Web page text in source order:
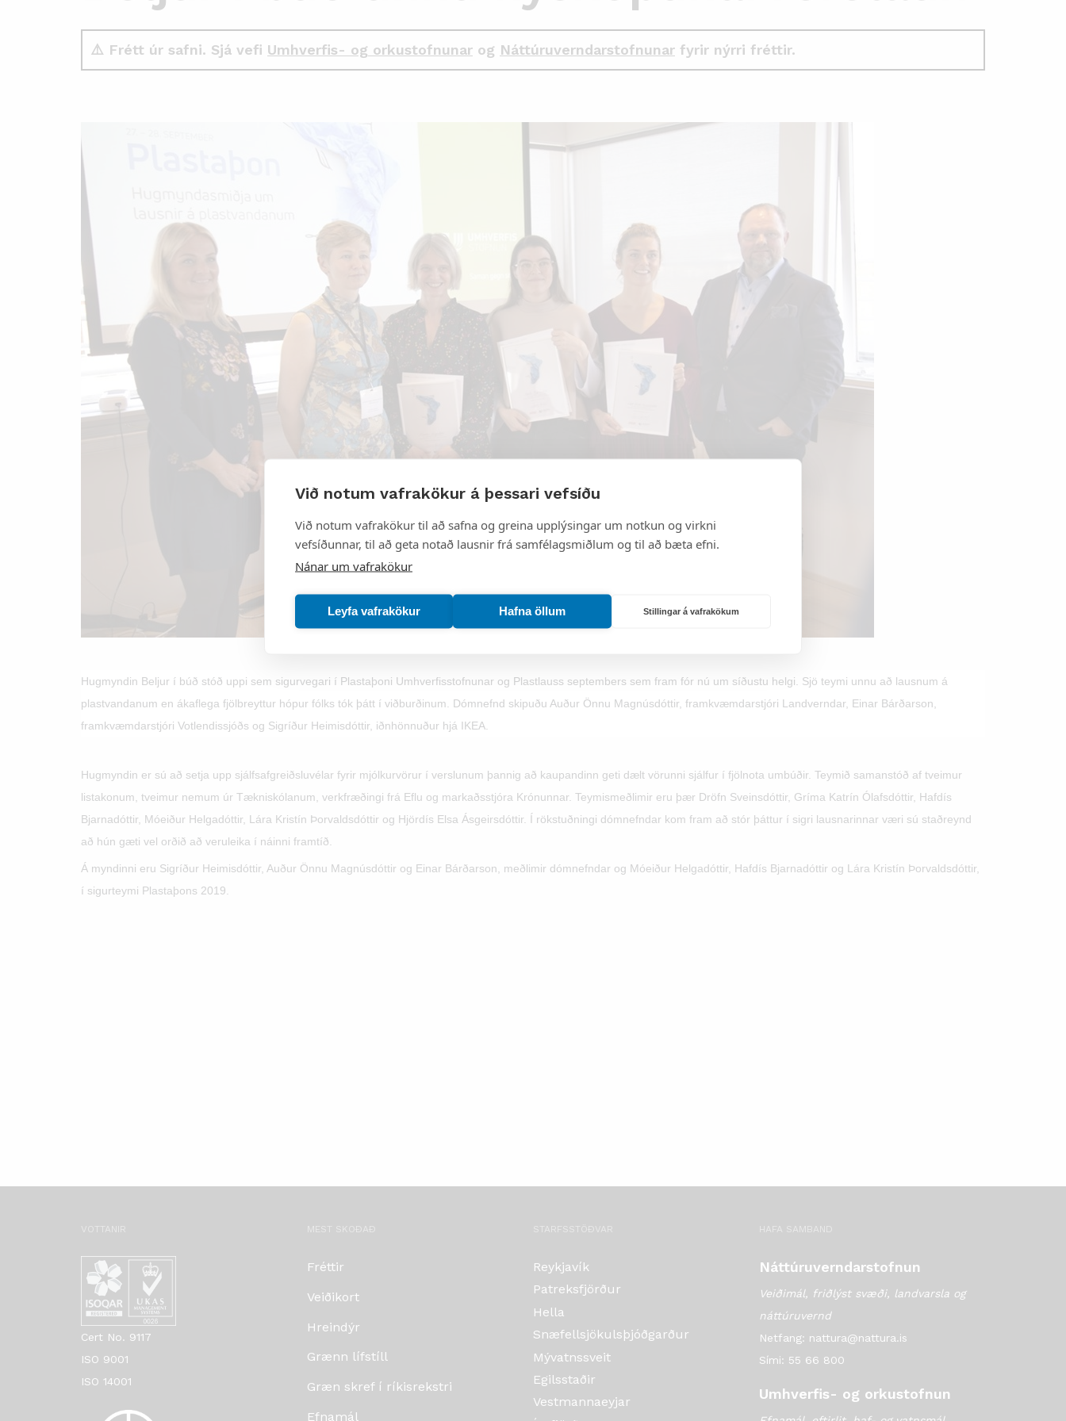
Við notum vafrakökur á þessari vefsíðu
Við notum vafrakökur til að safna og greina upplýsingar um notkun og virkni
vefsíðunnar, til að geta notað lausnir frá samfélagsmiðlum og til að bæta efni.
Nánar um vafrakökur
Leyfa vafrakökur Hafna öllum Stillingar á vafrakökum
⚠️ Frétt úr safni. Sjá vefi Umhverfis- og orkustofnunar og Náttúruverndarstofnunar fyrir nýrri fréttir.
Hugmyndin Beljur í búð stóð uppi sem sigurvegari í Plastaþoni Umhverfisstofnunar og Plastlauss septembers sem fram fór nú um síðustu helgi. Sjö teymi unnu að lausnum á
plastvandanum en ákaflega fjölbreyttur hópur fólks tók þátt í viðburðinum. Dómnefnd skipuðu Auður Önnu Magnúsdóttir, framkvæmdarstjóri Landverndar, Einar Bárðarson,
framkvæmdarstjóri Votlendissjóðs og Sigríður Heimisdóttir, iðnhönnuður hjá IKEA.
Hugmyndin er sú að setja upp sjálfsafgreiðsluvélar fyrir mjólkurvörur í verslunum þannig að kaupandinn geti dælt vörunni sjálfur í fjölnota umbúðir. Teymið samanstóð af tveimur
listakonum, tveimur nemum úr Tækniskólanum, verkfræðingi frá Eflu og markaðsstjóra Krónunnar. Teymismeðlimir eru þær Dröfn Sveinsdóttir, Gríma Katrín Ólafsdóttir, Hafdís
Bjarnadóttir, Móeiður Helgadóttir, Lára Kristín Þorvaldsdóttir og Hjördís Elsa Ásgeirsdóttir. Í rökstuðningi dómnefndar kom fram að stór þáttur í sigri lausnarinnar væri sú staðreynd
að hún gæti vel orðið að veruleika í náinni framtíð.
Á myndinni eru Sigríður Heimisdóttir, Auður Önnu Magnúsdóttir og Einar Bárðarson, meðlimir dómnefndar og Móeiður Helgadóttir, Hafdís Bjarnadóttir og Lára Kristín Þorvaldsdóttir,
í sigurteymi Plastaþons 2019.
VOTTANIR
Cert No. 9117
ISO 9001
ISO 14001
MEST SKOÐAÐ
Fréttir
Veiðikort
Hreindýr
Grænn lífstíll
Græn skref í ríkisrekstri
Efnamál
STARFSSTÖÐVAR
Reykjavík
Patreksfjörður
Hella
Snæfellsjökulsþjóðgarður
Mývatnssveit
Egilsstaðir
Vestmannaeyjar
HAFA SAMBAND
Náttúruverndarstofnun
Veiðimál, friðlýst svæði, landvarsla og
náttúruvernd
Netfang: nattura@nattura.is
Sími: 55 66 800
Umhverfis- og orkustofnun